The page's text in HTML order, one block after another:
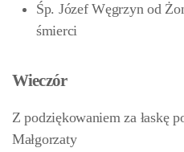
Śp. Józef Węgrzyn od
śmierci
Wieczór
Z podziękowaniem za łaskę
Małgorzaty